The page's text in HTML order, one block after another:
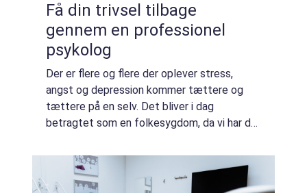
Få din trivsel tilbage
gennem en professionel
psykolog
Der er flere og flere der oplever stress,
angst og depression kommer tættere og
tættere på en selv. Det bliver i dag
betragtet som en folkesygdom, da vi har de
mindre og større grad af disse lidelser. Det